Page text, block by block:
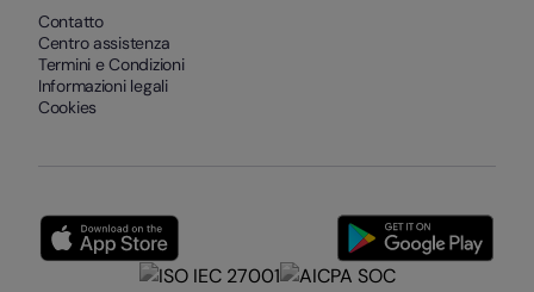
Contatto
Centro assistenza
Termini e Condizioni
Informazioni legali
Cookies